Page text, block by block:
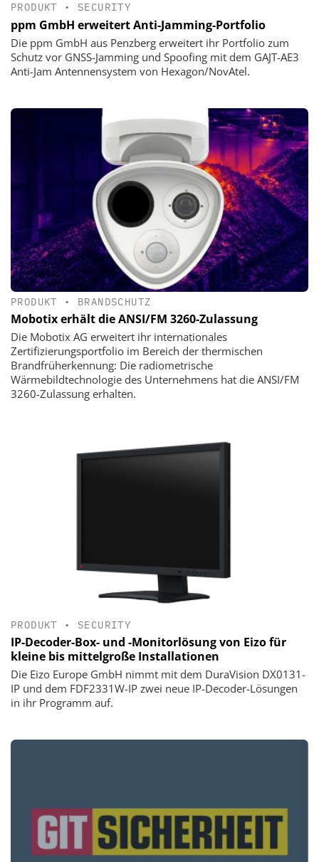
PRODUKT • SECURITY
ppm GmbH erweitert Anti-Jamming-Portfolio
Die ppm GmbH aus Penzberg erweitert ihr Portfolio zum
Schutz vor GNSS-Jamming und Spoofing mit dem GAJT-AE3
Anti-Jam Antennensystem von Hexagon/NovAtel.
PRODUKT • BRANDSCHUTZ
Mobotix erhält die ANSI/FM 3260-Zulassung
Die Mobotix AG erweitert ihr internationales
Zertifizierungsportfolio im Bereich der thermischen
Brandfrüherkennung: Die radiometrische
Wärmebildtechnologie des Unternehmens hat die ANSI/FM
3260-Zulassung erhalten.
PRODUKT • SECURITY
IP-Decoder-Box- und -Monitorlösung von Eizo für
kleine bis mittelgroße Installationen
Die Eizo Europe GmbH nimmt mit dem DuraVision DX0131-
IP und dem FDF2331W-IP zwei neue IP-Decoder-Lösungen
in ihr Programm auf.